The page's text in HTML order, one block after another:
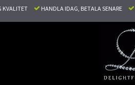
KVALITET HANDLA IDAG, BETALA SENARE